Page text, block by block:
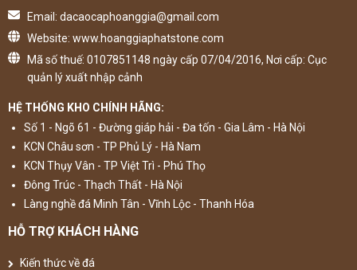
Email: dacaocaphoanggia@gmail.com
Website: www.hoanggiaphatstone.com
Mã số thuế: 0107851148 ngày cấp 07/04/2016, Nơi cấp: Cục
quản lý xuất nhập cảnh
HỆ THỐNG KHO CHÍNH HÃNG:
Số 1 - Ngõ 61 - Đường giáp hải - Đa tốn - Gia Lâm - Hà Nội
KCN Châu sơn - TP Phủ Lý - Hà Nam
KCN Thụy Vân - TP Việt Trì - Phú Thọ
Đông Trúc - Thạch Thất - Hà Nội
Làng nghề đá Minh Tân - Vĩnh Lộc - Thanh Hóa
HỖ TRỢ KHÁCH HÀNG
Kiến thức về đá